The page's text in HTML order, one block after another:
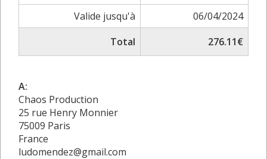
Valide jusqu'à
06/04/2024
Total
276.11€
A:
Chaos Production
25 rue Henry Monnier
75009 Paris
France
ludomendez@gmail.com